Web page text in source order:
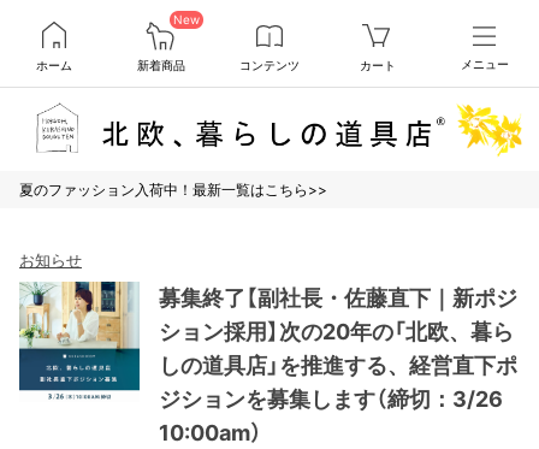
ホーム
New
新着商品 コンテンツ カート メニュー
夏のファッション入荷中！最新一覧はこちら>>
お知らせ
募集終了【副社長・佐藤直下｜新ポジ
ション採用】次の20年の「北欧、暮ら
しの道具店」を推進する、経営直下ポ
ジションを募集します（締切：3/26
10:00am）